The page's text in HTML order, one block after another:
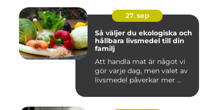
27. sep
Så väljer du ekologiska och
hållbara livsmedel till din
familj
Att handla mat är något vi
gör varje dag, men valet av
livsmedel påverkar mer ...